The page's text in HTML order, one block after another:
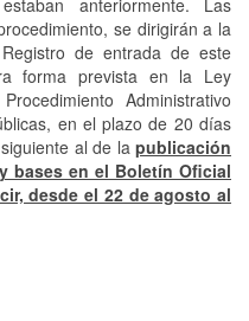
se dirigirán a la
de entrada de este
forma prevista en la Ley
Administrativo
en el plazo de 20 días
al de la publicación
bases en el Boletín Oficial
desde el 22 de agosto al